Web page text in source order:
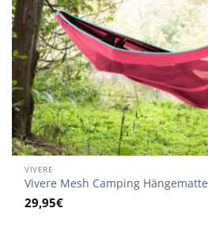
VIVERE
Vivere Mesh Camping Hängematte
29,95€